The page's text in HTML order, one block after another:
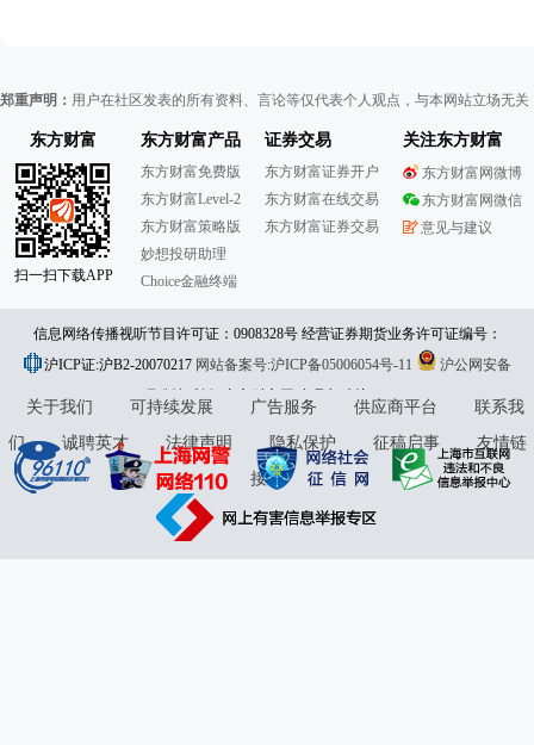
郑重声明： 用户在社区发表的所有资料、言论等仅代表个人观点，与本网站立场无
东方财富
扫一扫下载APP
东方财富产品
东方财富免费版
东方财富Level-2
东方财富策略版
妙想投研助理
Choice金融终端
证券交易
东方财富证券开户
东方财富在线交易
东方财富证券交易
关注东方财富
东方财富网微博
东方财富网微信
意见与建议
信息网络传播视听节目许可证：0908328号 经营证券期货业务许可证编号：
913101046312860336 违法和不良信息举报:021-61278686 举报邮箱：
jubao@eastmoney.com
沪ICP证:沪B2-20070217 网站备案号:沪ICP备05006054号-11
沪公网安备
31010402000120号版权所有:东方财富网意见与建议:4000300059/952500
关于我们 可持续发展 广告服务 供应商平台
联系我
们
诚聘英才 法律声明 隐私保护 征稿启事
友情链
接